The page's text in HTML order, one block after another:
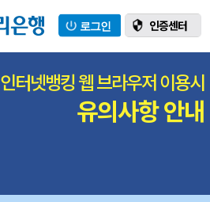
로그인 인증센터
인터넷뱅킹 웹 브라우저 이용시
유의사항 안내